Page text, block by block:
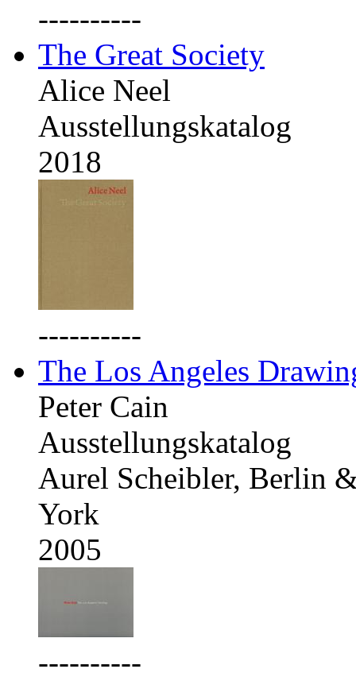
----------
The Great Society
Alice Neel
Ausstellungskatalog
2018
----------
The Los Angeles
Peter Cain
Ausstellungskatalog
Aurel Scheibler, Berlin
York
2005
----------